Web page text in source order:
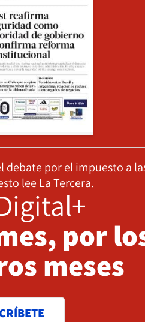
debate por el impuesto a
lee La Tercera.
por
meses